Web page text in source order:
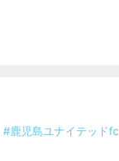
#鹿児島ユナイテッドfc